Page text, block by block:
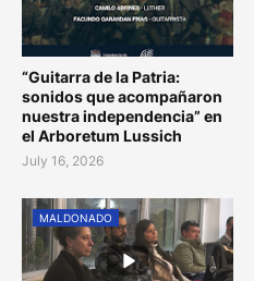
“Guitarra de la Patria:
sonidos que acompañaron
nuestra independencia” en
el Arboretum Lussich
July 16, 2026
MALDONADO